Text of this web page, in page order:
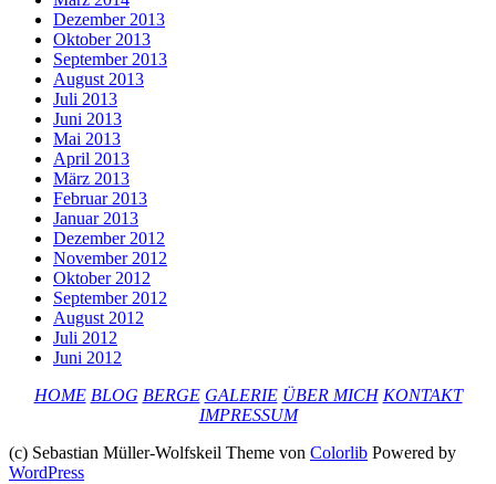
Dezember 2013
Oktober 2013
September 2013
August 2013
Juli 2013
Juni 2013
Mai 2013
April 2013
März 2013
Februar 2013
Januar 2013
Dezember 2012
November 2012
Oktober 2012
September 2012
August 2012
Juli 2012
Juni 2012
HOME BLOG BERGE GALERIE ÜBER MICH KONTAKT
IMPRESSUM
(c) Sebastian Müller-Wolfskeil Theme von Colorlib Powered by
WordPress